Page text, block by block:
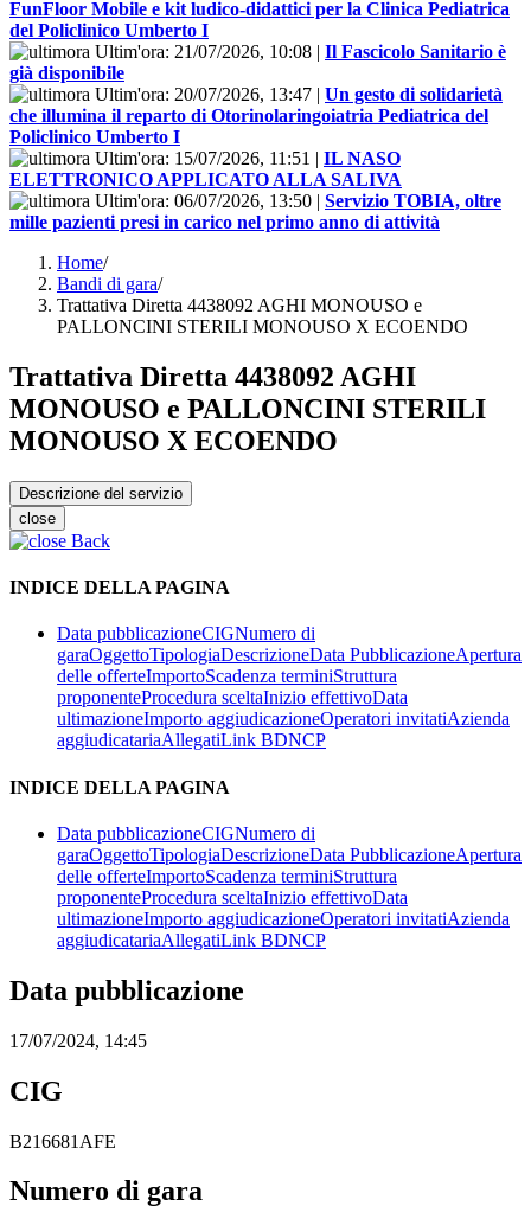
FunFloor Mobile e kit ludico-didattici per la Clinica Pediatrica
del Policlinico Umberto I
Ultim'ora: 21/07/2026, 10:08 | Il Fascicolo Sanitario è
già disponibile
Ultim'ora: 20/07/2026, 13:47 | Un gesto di solidarietà
che illumina il reparto di Otorinolaringoiatria Pediatrica del
Policlinico Umberto I
Ultim'ora: 15/07/2026, 11:51 | IL NASO
ELETTRONICO APPLICATO ALLA SALIVA
Ultim'ora: 06/07/2026, 13:50 | Servizio TOBIA, oltre
mille pazienti presi in carico nel primo anno di attività
Home/
Bandi di gara/
Trattativa Diretta 4438092 AGHI MONOUSO e
PALLONCINI STERILI MONOUSO X ECOENDO
Trattativa Diretta 4438092 AGHI
MONOUSO e PALLONCINI STERILI
MONOUSO X ECOENDO
Descrizione del servizio
close
Back
INDICE DELLA PAGINA
Data pubblicazioneCIGNumero di
garaOggettoTipologiaDescrizioneData PubblicazioneApertura
delle offerteImportoScadenza terminiStruttura
proponenteProcedura sceltaInizio effettivoData
ultimazioneImporto aggiudicazioneOperatori invitatiAzienda
aggiudicatariaAllegatiLink BDNCP
INDICE DELLA PAGINA
Data pubblicazioneCIGNumero di
garaOggettoTipologiaDescrizioneData PubblicazioneApertura
delle offerteImportoScadenza terminiStruttura
proponenteProcedura sceltaInizio effettivoData
ultimazioneImporto aggiudicazioneOperatori invitatiAzienda
aggiudicatariaAllegatiLink BDNCP
Data pubblicazione
17/07/2024, 14:45
CIG
B216681AFE
Numero di gara